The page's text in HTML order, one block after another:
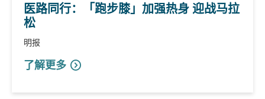
医路同行：「跑步膝」加强热身 迎战马拉
松
明报
了解更多